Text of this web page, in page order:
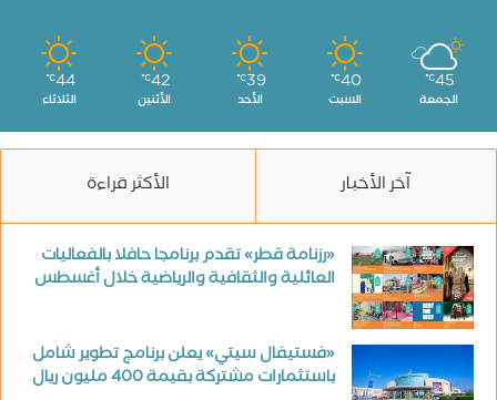
45
℃
الجمعة
40
℃
السبت
39
℃
الأحد
42
℃
الأثنين
44
℃
الثلاثاء
آخر الأخبار الأكثر قراءة
«رزنامة قطر» تقدم برنامجا حافلا بالفعاليات
العائلية والثقافية والرياضية خلال أغسطس
«فستيفال سيتي» يعلن برنامج تطوير شامل
باستثمارات مشتركة بقيمة 400 مليون ريال